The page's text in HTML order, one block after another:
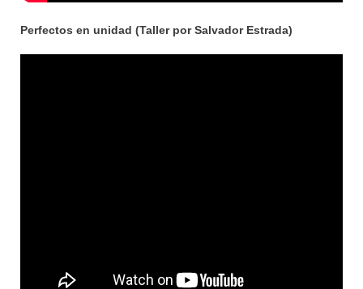
Perfectos en unidad (Taller por Salvador Estrada)